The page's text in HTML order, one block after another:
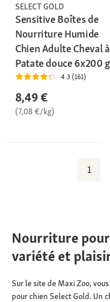
SELECT GOLD
Sensitive Boîtes de
Nourriture Humide
Chien Adulte Cheval
Patate douce 6x200 g
4.3 (161)
8,49 €
(7,08 €/kg)
1
Nourriture pour
variété et
Sur le site de Maxi Zoo,
pour chien Select Gold. Un